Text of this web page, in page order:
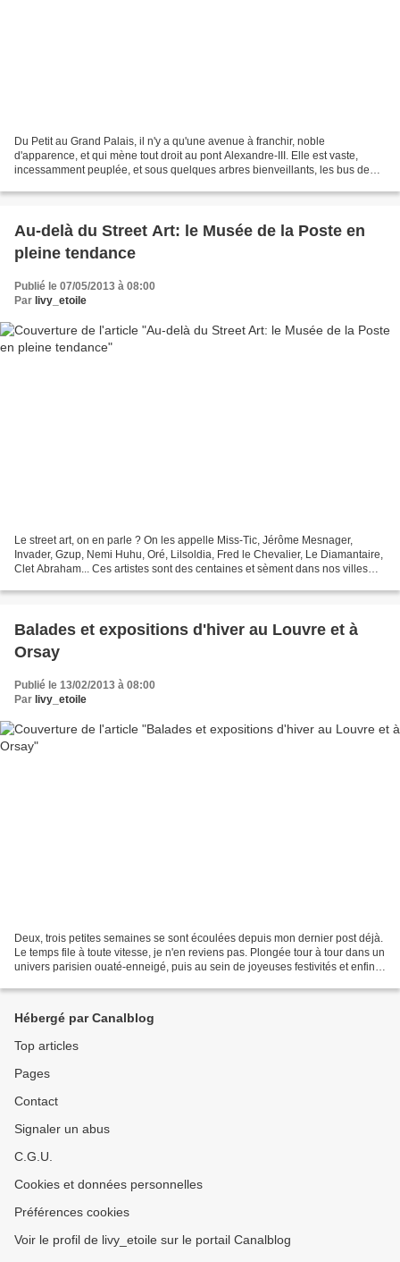
Du Petit au Grand Palais, il n'y a qu'une avenue à franchir, noble
d'apparence, et qui mène tout droit au pont Alexandre-III. Elle est vaste,
incessamment peuplée, et sous quelques arbres bienveillants, les bus de
Au-delà du Street Art: le Musée de la Poste en
pleine tendance
Publié le 07/05/2013 à 08:00
Par livy_etoile
Le street art, on en parle ? On les appelle Miss-Tic, Jérôme Mesnager,
Invader, Gzup, Nemi Huhu, Oré, Lilsoldia, Fred le Chevalier, Le Diamantaire,
Clet Abraham... Ces artistes sont des centaines et sèment dans nos villes
Balades et expositions d'hiver au Louvre et à
Orsay
Publié le 13/02/2013 à 08:00
Par livy_etoile
Deux, trois petites semaines se sont écoulées depuis mon dernier post déjà.
Le temps file à toute vitesse, je n'en reviens pas. Plongée tour à tour dans un
univers parisien ouaté-enneigé, puis au sein de joyeuses festivités et enfin
Hébergé par Canalblog
Top articles
Pages
Contact
Signaler un abus
C.G.U.
Cookies et données personnelles
Préférences cookies
Voir le profil de livy_etoile sur le portail Canalblog